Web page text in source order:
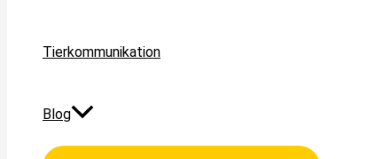
Tierkommunikation
Blog